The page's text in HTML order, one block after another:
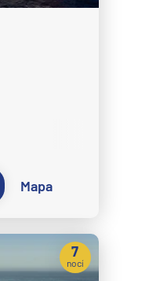
Mapa
7
nocí